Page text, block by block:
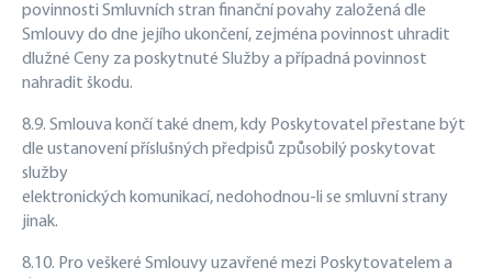
povinnosti Smluvních stran finanční povahy založená dle
Smlouvy do dne jejího ukončení, zejména povinnost uhradit
dlužné Ceny za poskytnuté Služby a případná povinnost
nahradit škodu.
8.9. Smlouva končí také dnem, kdy Poskytovatel přestane být
dle ustanovení příslušných předpisů způsobilý poskytovat
služby
elektronických komunikací, nedohodnou-li se smluvní strany
jinak.
8.10. Pro veškeré Smlouvy uzavřené mezi Poskytovatelem a